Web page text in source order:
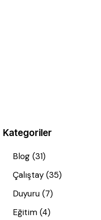
Kategoriler
Blog (31)
Çalıştay (35)
Duyuru (7)
Eğitim (4)